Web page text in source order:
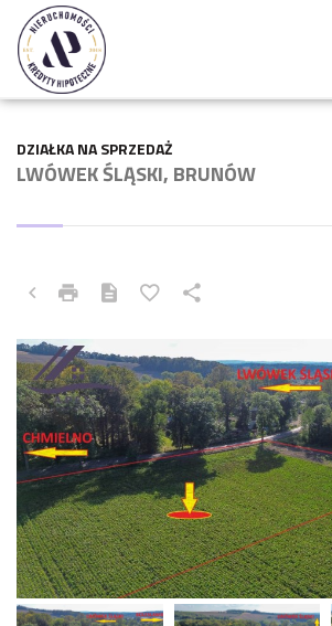
LWÓWEK ŚLĄSKI, BRUNÓW
DZIAŁKA NA SPRZEDAŻ